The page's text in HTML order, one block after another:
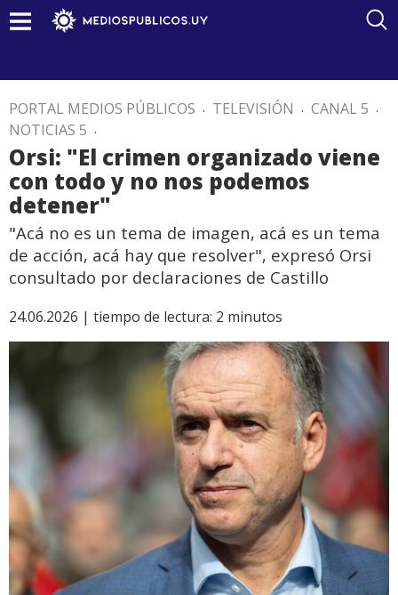
PORTAL MEDIOS PÚBLICOS . TELEVISIÓN . CANAL 5 .
NOTICIAS 5 .
Orsi: "El crimen organizado viene
con todo y no nos podemos
detener"
"Acá no es un tema de imagen, acá es un tema
de acción, acá hay que resolver", expresó Orsi
consultado por declaraciones de Castillo
24.06.2026 | tiempo de lectura: 2 minutos